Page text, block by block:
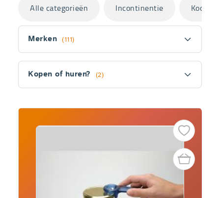
section
Filter
Merken (111)
Kopen of huren? (2)
Alle categorieën Incontinentie
Producten